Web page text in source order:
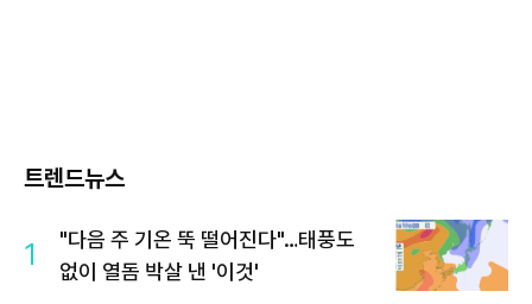
트렌드뉴스
1
"다음 주 기온 뚝 떨어진다"…태풍도
없이 열돔 박살 낸 '이것'